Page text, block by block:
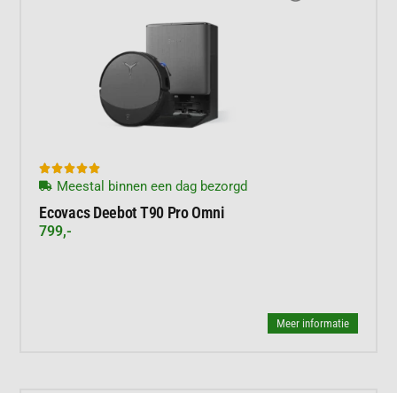

Meestal binnen een dag bezorgd
Ecovacs Deebot T90 Pro Omni
799,-
Meer informatie